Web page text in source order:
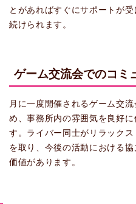
とがあればすぐにサポートが
続けられます。
ゲーム交流会でのコミ
月に一度開催されるゲーム交
め、事務所内の雰囲気を良好
す。ライバー同士がリラック
を取り、今後の活動における
価値があります。